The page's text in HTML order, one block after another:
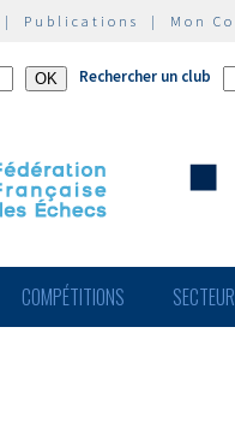
| Publications | Mon
Rechercher un club
COMPÉTITIONS